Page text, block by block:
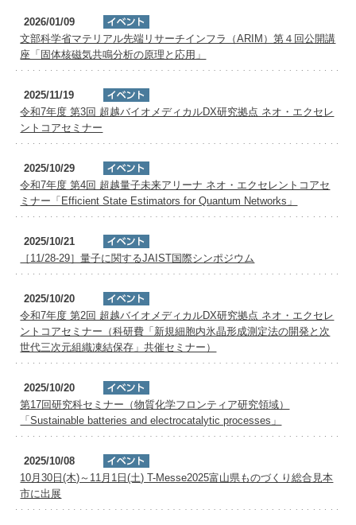
2026/01/09
文部科学省マテリアル先端リサーチインフラ（ARIM）第４回公開講
座「固体核磁気共鳴分析の原理と応用」
2025/11/19
令和7年度 第3回 超越バイオメディカルDX研究拠点 ネオ・エクセレ
ントコアセミナー
2025/10/29
令和7年度 第4回 超越量子未来アリーナ ネオ・エクセレントコアセ
ミナー「Efficient State Estimators for Quantum Networks」
2025/10/21
［11/28-29］量子に関するJAIST国際シンポジウム
2025/10/20
令和7年度 第2回 超越バイオメディカルDX研究拠点 ネオ・エクセレ
ントコアセミナー（科研費「新規細胞内氷晶形成測定法の開発と次
世代三次元組織凍結保存」共催セミナー）
2025/10/20
第17回研究科セミナー（物質化学フロンティア研究領域）
「Sustainable batteries and electrocatalytic processes」
2025/10/08
10月30日(木)～11月1日(土) T-Messe2025富山県ものづくり総合見本
市に出展